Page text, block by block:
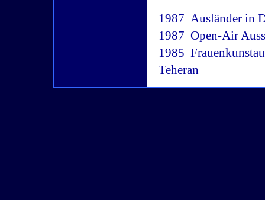
1987  Ausländer
1987  Open-Air
1985 
Teheran